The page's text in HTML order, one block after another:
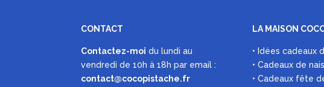
CONTACT
Contactez-moi du lundi au
vendredi de 10h à 18h par email :
contact@cocopistache.fr
LA MAISON
• Idées cadeaux
• Cadeaux de
• Cadeaux fête